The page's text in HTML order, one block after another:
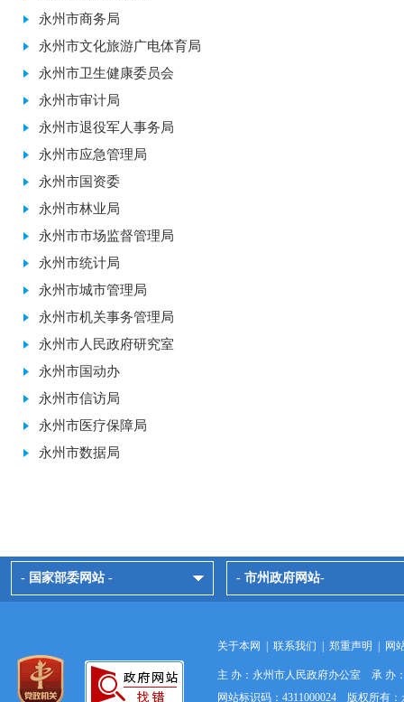
永州市商务局
永州市文化旅游广电体育局
永州市卫生健康委员会
永州市审计局
永州市退役军人事务局
永州市应急管理局
永州市国资委
永州市林业局
永州市市场监督管理局
永州市统计局
永州市城市管理局
永州市机关事务管理局
永州市人民政府研究室
永州市国动办
永州市信访局
永州市医疗保障局
永州市数据局
- 国家部委网站 - - 市州政府网站-
关于本网 联系我们 郑重声明 网
主 办：永州市人民政府办公室 承 办
网站标识码：4311000024 版权所有